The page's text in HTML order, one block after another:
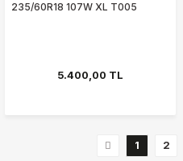
235/60R18 107W XL T005
5.400,00 TL
1 2